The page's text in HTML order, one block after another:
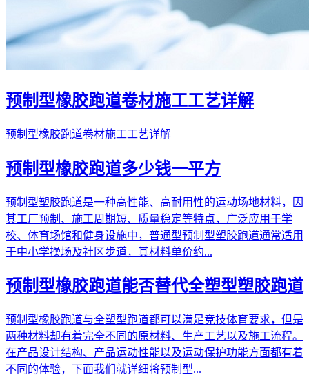
预制型橡胶跑道卷材施工工艺详解
预制型橡胶跑道卷材施工工艺详解
预制型橡胶跑道多少钱一平方
预制型塑胶跑道是一种高性能、高耐用性的运动场地材料，因
其工厂预制、施工周期短、质量稳定等特点，广泛应用于学
校、体育场馆和健身设施中，普通型预制型塑胶跑道通常适用
于中小学操场及社区步道，其材料单价约...
预制型橡胶跑道能否替代全塑型塑胶跑道
预制型橡胶跑道与全塑型跑道都可以满足竞技体育要求，但是
两种材料却有着完全不同的原材料、生产工艺以及施工流程。
在产品设计结构、产品运动性能以及运动保护功能方面都有着
不同的体验，下面我们就详细将预制型...